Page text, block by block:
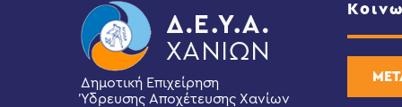
Δημοτική Επιχείρηση
Ύδρευσης Αποχέτευσης Χανίων